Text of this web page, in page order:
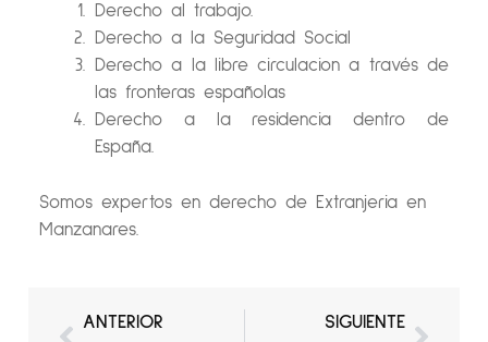
Derecho al trabajo.
Derecho a la Seguridad Social
Derecho a la libre circulacion a través de
las fronteras españolas
Derecho a la residencia dentro de
España.
Somos expertos en derecho de Extranjeria en
Manzanares.
AntANTERIOR SIGUIENTE